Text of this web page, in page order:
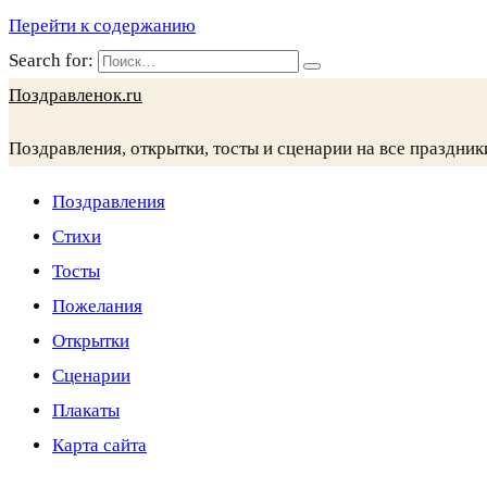
Перейти к содержанию
Search for:
Поздравленок.ru
Поздравления, открытки, тосты и сценарии на все
Поздравления
Стихи
Тосты
Пожелания
Открытки
Сценарии
Плакаты
Карта сайта